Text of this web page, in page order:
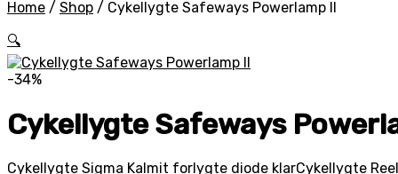
Home / Shop / Cykellygte Safeways Powerlamp ll
🔍
-34%
Cykellygte Safeways
Cykellygte Sigma Kalmit forlygte diode klarCykellygte